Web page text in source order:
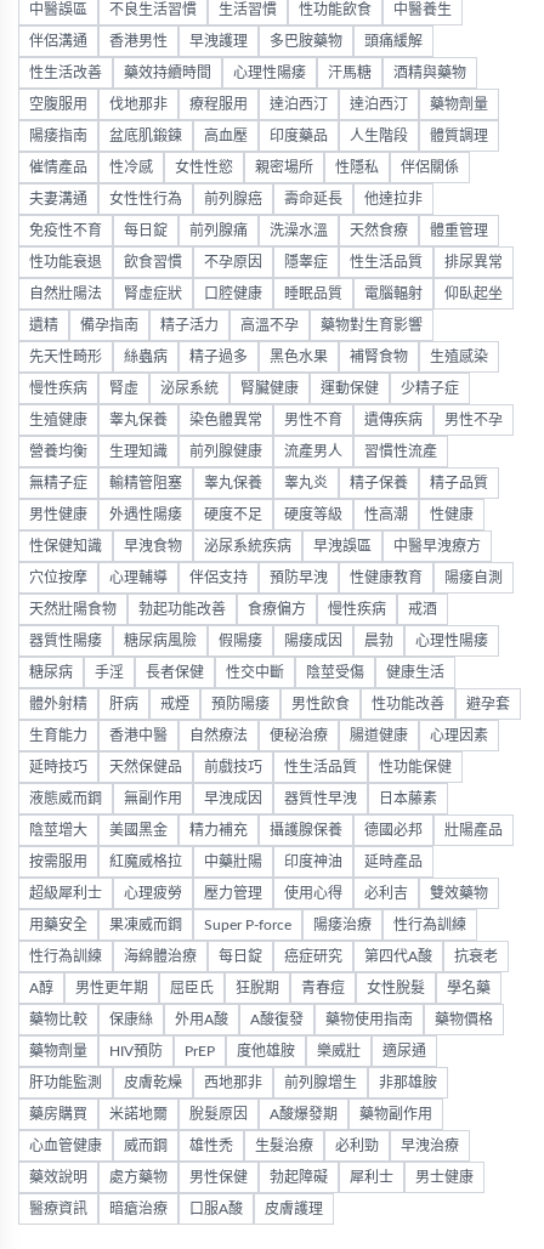
中醫誤區 不良生活習慣 生活習慣 性功能飲食 中醫養生
伴侶溝通 香港男性 早洩護理 多巴胺藥物 頭痛緩解
性生活改善 藥效持續時間 心理性陽痿 汗馬糖 酒精與藥物
空腹服用 伐地那非 療程服用 達泊西汀 達泊西汀 藥物劑量
陽痿指南 盆底肌鍛鍊 高血壓 印度藥品 人生階段 體質調理
催情產品 性冷感 女性性慾 親密場所 性隱私 伴侶關係
夫妻溝通 女性性行為 前列腺癌 壽命延長 他達拉非
免疫性不育 每日錠 前列腺痛 洗澡水溫 天然食療 體重管理
性功能衰退 飲食習慣 不孕原因 隱睾症 性生活品質 排尿異常
自然壯陽法 腎虛症狀 口腔健康 睡眠品質 電腦輻射 仰臥起坐
遺精 備孕指南 精子活力 高溫不孕 藥物對生育影響
先天性畸形 絲蟲病 精子過多 黑色水果 補腎食物 生殖感染
慢性疾病 腎虛 泌尿系統 腎臟健康 運動保健 少精子症
生殖健康 睾丸保養 染色體異常 男性不育 遺傳疾病 男性不孕
營養均衡 生理知識 前列腺健康 流產男人 習慣性流產
無精子症 輸精管阻塞 睾丸保養 睾丸炎 精子保養 精子品質
男性健康 外遇性陽痿 硬度不足 硬度等級 性高潮 性健康
性保健知識 早洩食物 泌尿系統疾病 早洩誤區 中醫早洩療方
穴位按摩 心理輔導 伴侶支持 預防早洩 性健康教育 陽痿自測
天然壯陽食物 勃起功能改善 食療偏方 慢性疾病 戒酒
器質性陽痿 糖尿病風險 假陽痿 陽痿成因 晨勃 心理性陽痿
糖尿病 手淫 長者保健 性交中斷 陰莖受傷 健康生活
體外射精 肝病 戒煙 預防陽痿 男性飲食 性功能改善 避孕套
生育能力 香港中醫 自然療法 便秘治療 腸道健康 心理因素
延時技巧 天然保健品 前戲技巧 性生活品質 性功能保健
液態威而鋼 無副作用 早洩成因 器質性早洩 日本藤素
陰莖增大 美國黑金 精力補充 攝護腺保養 德國必邦 壯陽產品
按需服用 紅魔威格拉 中藥壯陽 印度神油 延時產品
超級犀利士 心理疲勞 壓力管理 使用心得 必利吉 雙效藥物
用藥安全 果凍威而鋼 Super P-force 陽痿治療 性行為訓練
性行為訓練 海綿體治療 每日錠 癌症研究 第四代A酸 抗衰老
A醇 男性更年期 屈臣氏 狂脫期 青春痘 女性脫髮 學名藥
藥物比較 保康絲 外用A酸 A酸復發 藥物使用指南 藥物價格
藥物劑量 HIV預防 PrEP 度他雄胺 樂威壯 適尿通
肝功能監測 皮膚乾燥 西地那非 前列腺增生 非那雄胺
藥房購買 米諾地爾 脫髮原因 A酸爆發期 藥物副作用
心血管健康 威而鋼 雄性禿 生髮治療 必利勁 早洩治療
藥效說明 處方藥物 男性保健 勃起障礙 犀利士 男士健康
醫療資訊 暗瘡治療 口服A酸 皮膚護理